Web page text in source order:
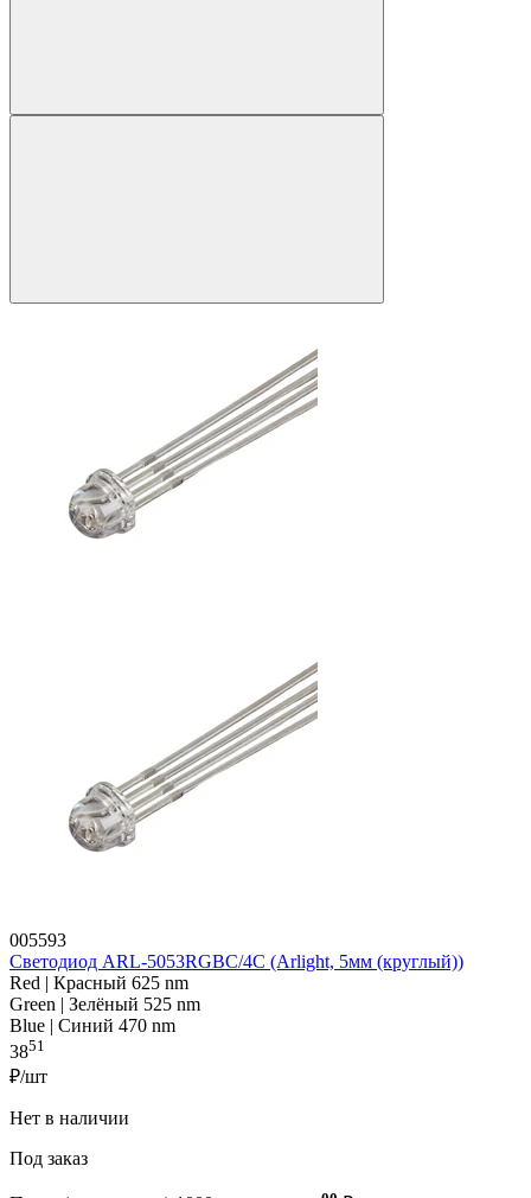
005593
Светодиод ARL-5053RGBC/4C (Arlight, 5мм (круглый))
Red | Красный 625 nm
Green | Зелёный 525 nm
Blue | Синий 470 nm
3851
₽/шт
Нет в наличии
Под заказ